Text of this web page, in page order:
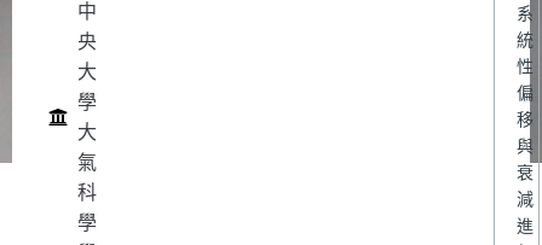
系
統
性
偏
移
與
衰
減
進
中
央
大
學
大
氣
科
學